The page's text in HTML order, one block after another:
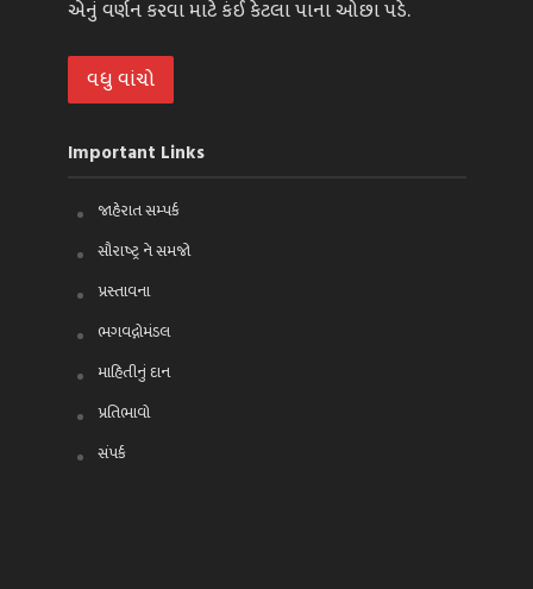
એનું વર્ણન કરવા માટે કંઈ કેટલા પાના ઓછા પડે.
વધુ વાંચો
Important Links
જાહેરાત સમ્પર્ક
સૌરાષ્ટ્ર ને સમજો
પ્રસ્તાવના
ભગવદ્ગોમંડલ
માહિતીનું દાન
પ્રતિભાવો
સંપર્ક